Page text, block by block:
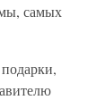
самых